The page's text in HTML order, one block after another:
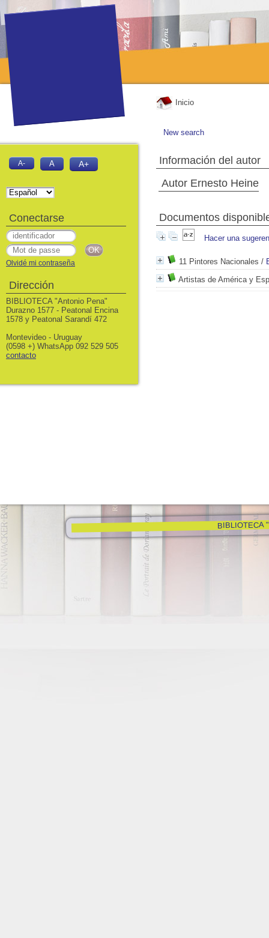
Inicio
New search
Información del autor
Autor Ernesto Heine
Documentos
Hacer una
11 Pintores Nacionales /
Artistas de América y
BIBLIOTECA
A- A A+
Conectarse
Olvidé mi contraseña
Dirección
BIBLIOTECA "Antonio Pena"
Durazno 1577 - Peatonal Encina
1578 y Peatonal Sarandí 472
Montevideo - Uruguay
(0598 +) WhatsApp 092 529 505
contacto